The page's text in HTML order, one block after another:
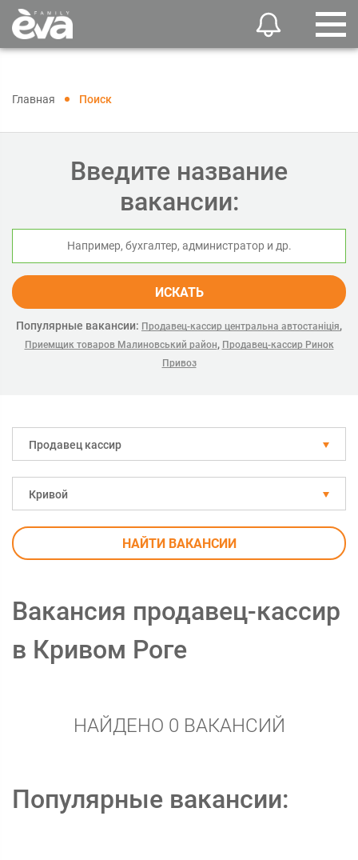
Главная Поиск
Введите название
вакансии:
ИСКАТЬ
Популярные вакансии: Продавец-кассир центральна автостаніція,
Приемщик товаров Малиновський район, Продавец-кассир Ринок
Привоз
Продавец кассир
Кривой
НАЙТИ ВАКАНСИИ
Вакансия продавец-кассир
в Кривом Роге
НАЙДЕНО 0 ВАКАНСИЙ
Популярные вакансии: